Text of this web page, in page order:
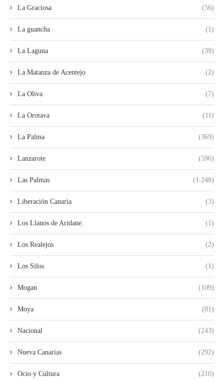
La Graciosa (56)
La guancha (1)
La Laguna (39)
La Matanza de Acentejo (2)
La Oliva (7)
La Orotava (11)
La Palma (369)
Lanzarote (596)
Las Palmas (1.248)
Liberación Canaria (3)
Los Llanos de Aridane. (1)
Los Realejos (2)
Los Silos (1)
Mogan (109)
Moya (81)
Nacional (243)
Nueva Canarias (292)
Ocio y Cultura (210)